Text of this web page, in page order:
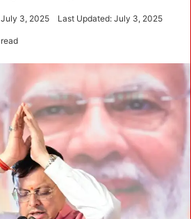
July 3, 2025 Last Updated: July 3, 2025